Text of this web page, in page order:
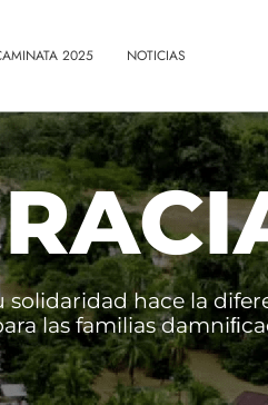
2025 NOTICIAS
solidaridad hace la
las familias